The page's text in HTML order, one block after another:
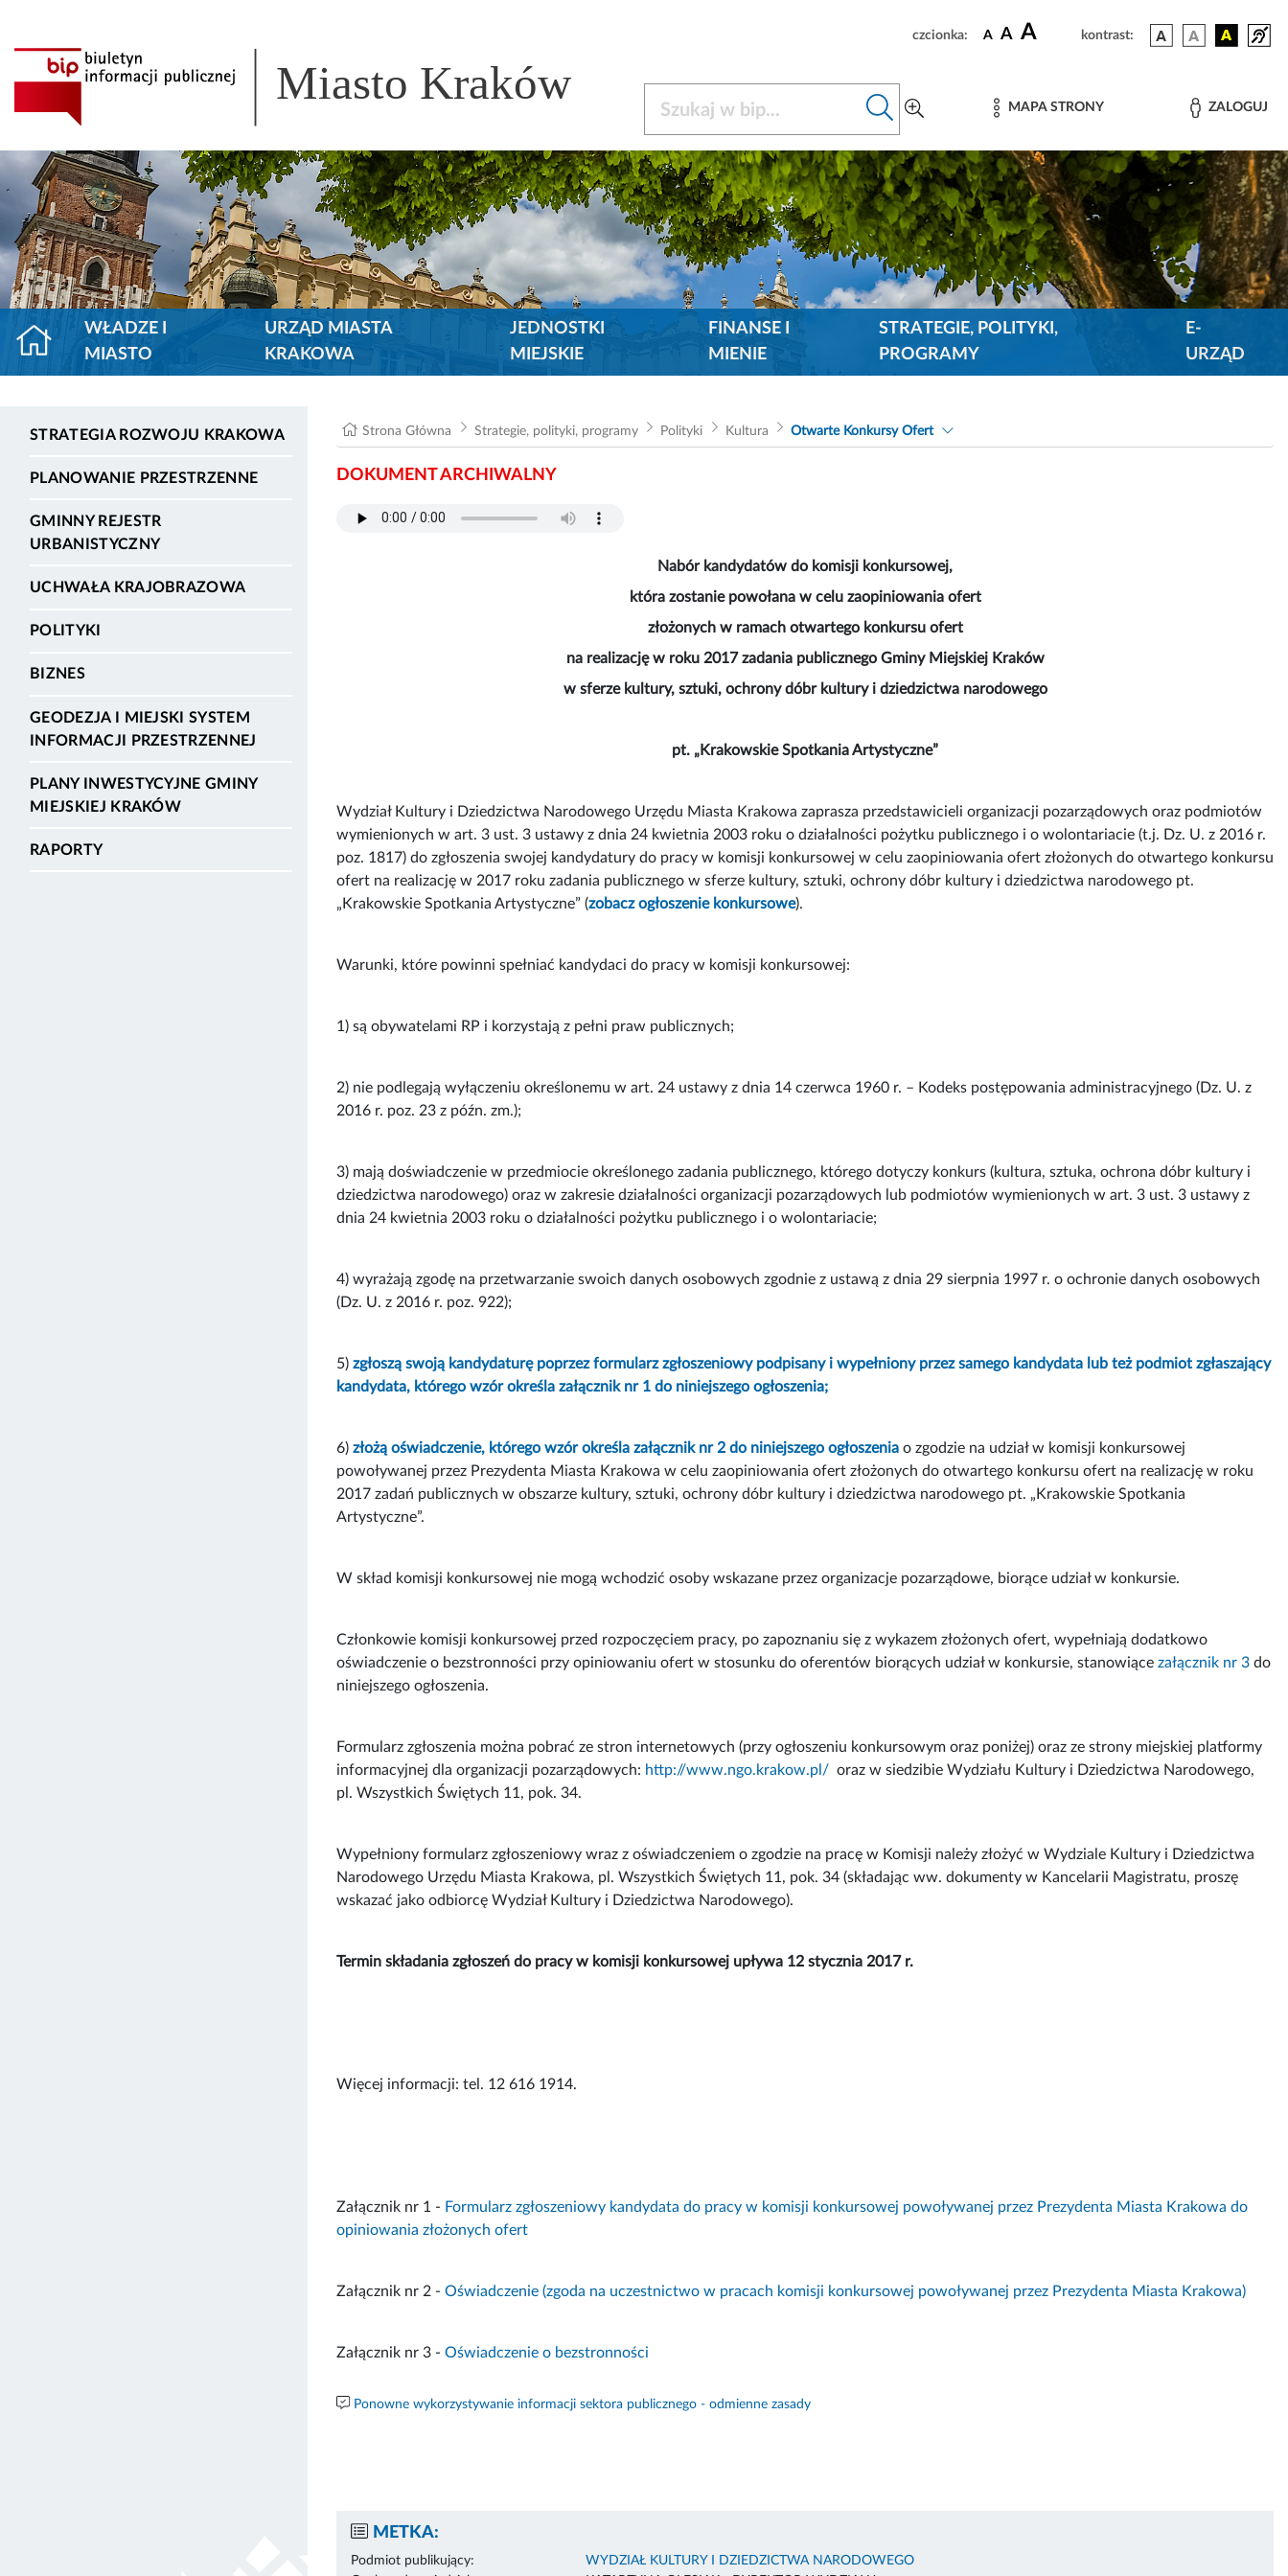
czcionka: A A A kontrast:
Miasto Kraków MAPA STRONY ZALOGUJ
WŁADZE I
MIASTO
URZĄD MIASTA
KRAKOWA
JEDNOSTKI
MIEJSKIE
FINANSE I
MIENIE
STRATEGIE, POLITYKI,
PROGRAMY
E-
URZĄD
STRATEGIA ROZWOJU KRAKOWA
PLANOWANIE PRZESTRZENNE
GMINNY REJESTR
URBANISTYCZNY
UCHWAŁA KRAJOBRAZOWA
POLITYKI
BIZNES
GEODEZJA I MIEJSKI SYSTEM
INFORMACJI PRZESTRZENNEJ
PLANY INWESTYCYJNE GMINY
MIEJSKIEJ KRAKÓW
RAPORTY
Strona Główna Strategie, polityki, programy Polityki Kultura Otwarte Konkursy Ofert
DOKUMENT ARCHIWALNY
Nabór kandydatów do komisji konkursowej,
która zostanie powołana w celu zaopiniowania ofert
złożonych w ramach otwartego konkursu ofert
na realizację w roku 2017 zadania publicznego Gminy Miejskiej Kraków
w sferze kultury, sztuki, ochrony dóbr kultury i dziedzictwa narodowego
pt. „Krakowskie Spotkania Artystyczne”
Wydział Kultury i Dziedzictwa Narodowego Urzędu Miasta Krakowa zaprasza przedstawicieli organizacji pozarządowych oraz podmiotów
wymienionych w art. 3 ust. 3 ustawy z dnia 24 kwietnia 2003 roku o działalności pożytku publicznego i o wolontariacie (t.j. Dz. U. z 2016 r.
poz. 1817) do zgłoszenia swojej kandydatury do pracy w komisji konkursowej w celu zaopiniowania ofert złożonych do otwartego konkursu
ofert na realizację w 2017 roku zadania publicznego w sferze kultury, sztuki, ochrony dóbr kultury i dziedzictwa narodowego pt.
„Krakowskie Spotkania Artystyczne” (zobacz ogłoszenie konkursowe).
Warunki, które powinni spełniać kandydaci do pracy w komisji konkursowej:
1) są obywatelami RP i korzystają z pełni praw publicznych;
2) nie podlegają wyłączeniu określonemu w art. 24 ustawy z dnia 14 czerwca 1960 r. – Kodeks postępowania administracyjnego (Dz. U. z
2016 r. poz. 23 z późn. zm.);
3) mają doświadczenie w przedmiocie określonego zadania publicznego, którego dotyczy konkurs (kultura, sztuka, ochrona dóbr kultury i
dziedzictwa narodowego) oraz w zakresie działalności organizacji pozarządowych lub podmiotów wymienionych w art. 3 ust. 3 ustawy z
dnia 24 kwietnia 2003 roku o działalności pożytku publicznego i o wolontariacie;
4) wyrażają zgodę na przetwarzanie swoich danych osobowych zgodnie z ustawą z dnia 29 sierpnia 1997 r. o ochronie danych osobowych
(Dz. U. z 2016 r. poz. 922);
5) zgłoszą swoją kandydaturę poprzez formularz zgłoszeniowy podpisany i wypełniony przez samego kandydata lub też podmiot zgłaszający
kandydata, którego wzór określa załącznik nr 1 do niniejszego ogłoszenia;
6) złożą oświadczenie, którego wzór określa załącznik nr 2 do niniejszego ogłoszenia o zgodzie na udział w komisji konkursowej
powoływanej przez Prezydenta Miasta Krakowa w celu zaopiniowania ofert złożonych do otwartego konkursu ofert na realizację w roku
2017 zadań publicznych w obszarze kultury, sztuki, ochrony dóbr kultury i dziedzictwa narodowego pt. „Krakowskie Spotkania
Artystyczne”.
W skład komisji konkursowej nie mogą wchodzić osoby wskazane przez organizacje pozarządowe, biorące udział w konkursie.
Członkowie komisji konkursowej przed rozpoczęciem pracy, po zapoznaniu się z wykazem złożonych ofert, wypełniają dodatkowo
oświadczenie o bezstronności przy opiniowaniu ofert w stosunku do oferentów biorących udział w konkursie, stanowiące załącznik nr 3 do
niniejszego ogłoszenia.
Formularz zgłoszenia można pobrać ze stron internetowych (przy ogłoszeniu konkursowym oraz poniżej) oraz ze strony miejskiej platformy
informacyjnej dla organizacji pozarządowych: http://www.ngo.krakow.pl/ oraz w siedzibie Wydziału Kultury i Dziedzictwa Narodowego,
pl. Wszystkich Świętych 11, pok. 34.
Wypełniony formularz zgłoszeniowy wraz z oświadczeniem o zgodzie na pracę w Komisji należy złożyć w Wydziale Kultury i Dziedzictwa
Narodowego Urzędu Miasta Krakowa, pl. Wszystkich Świętych 11, pok. 34 (składając ww. dokumenty w Kancelarii Magistratu, proszę
wskazać jako odbiorcę Wydział Kultury i Dziedzictwa Narodowego).
Termin składania zgłoszeń do pracy w komisji konkursowej upływa 12 stycznia 2017 r.
Więcej informacji: tel. 12 616 1914.
Załącznik nr 1 - Formularz zgłoszeniowy kandydata do pracy w komisji konkursowej powoływanej przez Prezydenta Miasta Krakowa do
opiniowania złożonych ofert
Załącznik nr 2 - Oświadczenie (zgoda na uczestnictwo w pracach komisji konkursowej powoływanej przez Prezydenta Miasta Krakowa)
Załącznik nr 3 - Oświadczenie o bezstronności
Ponowne wykorzystywanie informacji sektora publicznego - odmienne zasady
METKA:
Podmiot publikujący:
WYDZIAŁ KULTURY I DZIEDZICTWA NARODOWEGO